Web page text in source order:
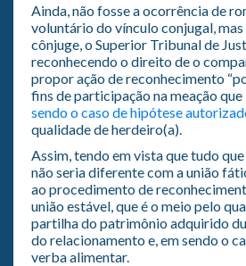
Ainda, não fosse a ocorrência de
voluntário do vínculo conjugal,
cônjuge, o Superior Tribunal de
reconhecendo o direito de o
propor ação de reconhecimento
fins de participação na meação que
sendo o caso de hipótese
qualidade de herdeiro(a).
Assim, tendo em vista que tudo
não seria diferente com a união
ao procedimento de
união estável, que é o meio pelo
partilha do patrimônio adquirido
do relacionamento e, em sendo o
verba alimentar.